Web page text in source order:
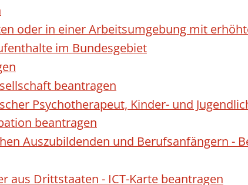
oder in einer Arbeitsumgebung mit
im Bundesgebiet
beantragen
Psychotherapeut, Kinder- und
beantragen
Auszubildenden und Berufsanfängern -
Drittstaaten - ICT-Karte beantragen